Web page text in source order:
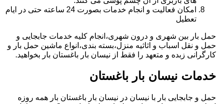
امکان فعالیت و انجام خدمات بصورت 24 ساعته حتی در ایام
تعطیل
حمل بار بین شهری و درون شهری،انجام کلیه خدمات جابجایی و
حمل و نقل اسباب و اثاثیه منزل،بسته بندی،انواع ماشین حمل بار و
کارگرانی زبده و متعهد را فقط از نیسان بار باغستان بار بخواهید.
خدمات نیسان بار باغستان
حمل و جابجایی بار با نیسان در نیسان بار باغستان بار همه روزه